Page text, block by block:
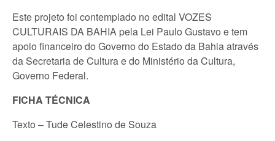
Este projeto foi contemplado no edital VOZES
CULTURAIS DA BAHIA pela Lei Paulo Gustavo e tem
apoio financeiro do Governo do Estado da Bahia através
da Secretaria de Cultura e do Ministério da Cultura,
Governo Federal.
FICHA TÉCNICA
Texto – Tude Celestino de Souza